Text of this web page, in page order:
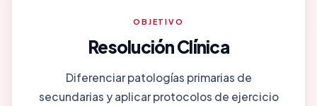
OBJETIVO
Resolución Clínica
Diferenciar patologías primarias de
secundarias y aplicar protocolos de ejercicio